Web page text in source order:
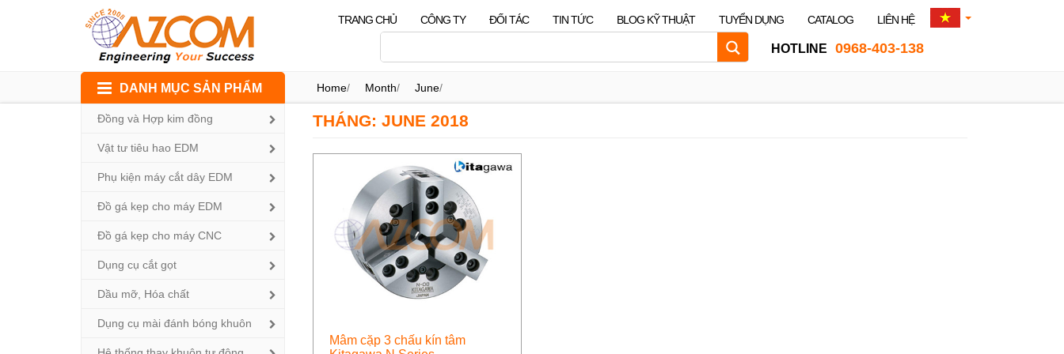
content
TRANG CHỦ CÔNG TY ĐỐI TÁC TIN TỨC BLOG KỸ THUẬT TUYỂN DỤNG CATALOG LIÊN HỆ
HOTLINE 0968-403-138
Home/ Month/ June/
DANH MỤC SẢN PHẨM
Đồng và Hợp kim đồng
Vật tư tiêu hao EDM
Phụ kiện máy cắt dây EDM
Đồ gá kẹp cho máy EDM
Đồ gá kẹp cho máy CNC
Dụng cụ cắt gọt
Dầu mỡ, Hóa chất
Dụng cụ mài đánh bóng khuôn
THÁNG: JUNE 2018
Mâm cặp 3 chấu kín tâm